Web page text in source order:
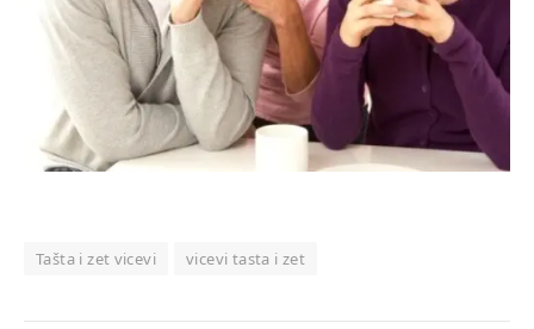
Tašta i zet vicevi vicevi tasta i zet